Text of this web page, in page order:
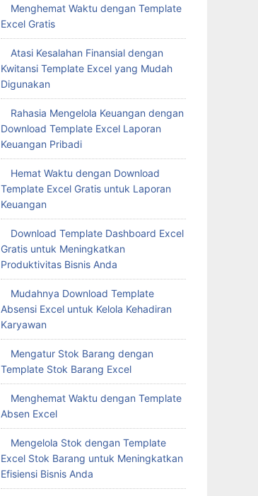
Menghemat Waktu dengan Template
Excel Gratis
Atasi Kesalahan Finansial dengan
Kwitansi Template Excel yang Mudah
Digunakan
Rahasia Mengelola Keuangan dengan
Download Template Excel Laporan
Keuangan Pribadi
Hemat Waktu dengan Download
Template Excel Gratis untuk Laporan
Keuangan
Download Template Dashboard Excel
Gratis untuk Meningkatkan
Produktivitas Bisnis Anda
Mudahnya Download Template
Absensi Excel untuk Kelola Kehadiran
Karyawan
Mengatur Stok Barang dengan
Template Stok Barang Excel
Menghemat Waktu dengan Template
Absen Excel
Mengelola Stok dengan Template
Excel Stok Barang untuk Meningkatkan
Efisiensi Bisnis Anda